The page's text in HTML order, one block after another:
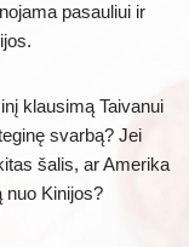
pasauliui ir
klausimą Taivanui
svarbą? Jei
šalis, ar Amerika
nuo Kinijos?